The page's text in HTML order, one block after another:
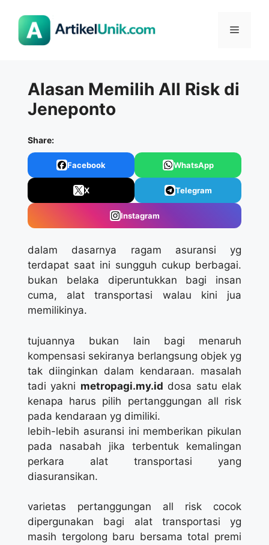
Menu
Alasan Memilih All Risk di
Jeneponto
Share:
Facebook WhatsApp
X Telegram
Instagram
dalam dasarnya ragam asuransi yg
terdapat saat ini sungguh cukup berbagai.
bukan belaka diperuntukkan bagi insan
cuma, alat transportasi walau kini jua
memilikinya.
tujuannya bukan lain bagi menaruh
kompensasi sekiranya berlangsung objek yg
tak diinginkan dalam kendaraan. masalah
tadi yakni metropagi.my.id dosa satu elak
kenapa harus pilih pertanggungan all risk
pada kendaraan yg dimiliki.
lebih-lebih asuransi ini memberikan pikulan
pada nasabah jika terbentuk kemalingan
perkara alat transportasi yang
diasuransikan.
varietas pertanggungan all risk cocok
dipergunakan bagi alat transportasi yg
masih tergolong baru bersama total premi